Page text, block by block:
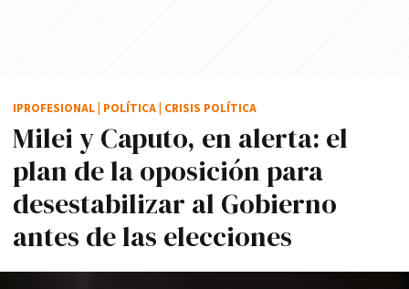
Milei y Caputo, en alerta: el
plan de la oposición para
desestabilizar al Gobierno
antes de las elecciones
IPROFESIONAL POLÍTICA CRISIS POLÍTICA